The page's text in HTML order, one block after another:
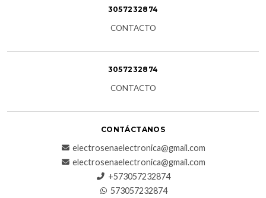
3057232874
CONTACTO
3057232874
CONTACTO
CONTÁCTANOS
electrosenaelectronica@gmail.com
electrosenaelectronica@gmail.com
+573057232874
573057232874